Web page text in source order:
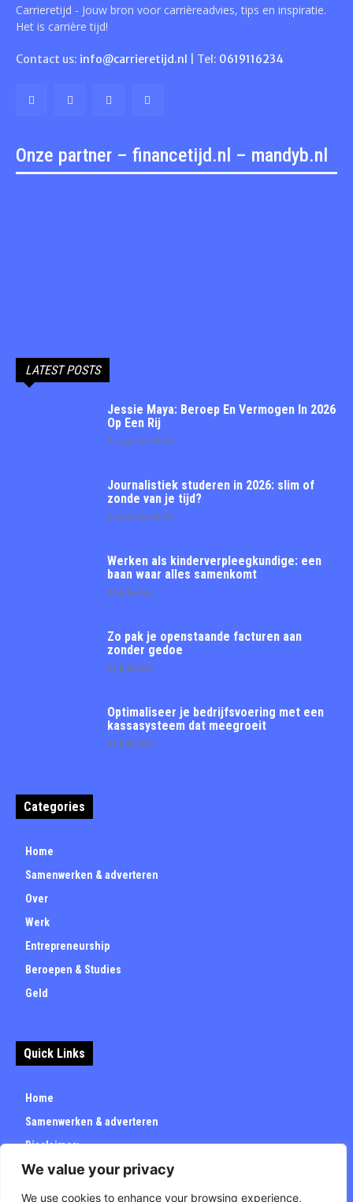
We value your privacy
We use cookies to enhance your browsing experience,
Carrieretijd - Jouw bron voor carrièreadvies, tips en inspiratie.
Het is carrière tijd!
Contact us: info@carrieretijd.nl | Tel: 0619116234
Onze partner – financetijd.nl – mandyb.nl
LATEST POSTS
Jessie Maya: Beroep En Vermogen In 2026
Op Een Rij
3 augustus 2026
Journalistiek studeren in 2026: slim of
zonde van je tijd?
3 augustus 2026
Werken als kinderverpleegkundige: een
baan waar alles samenkomt
31 juli 2026
Zo pak je openstaande facturen aan
zonder gedoe
31 juli 2026
Optimaliseer je bedrijfsvoering met een
kassasysteem dat meegroeit
31 juli 2026
Categories
Home
Samenwerken & adverteren
Over
Werk
Entrepreneurship
Beroepen & Studies
Geld
Quick Links
Home
Samenwerken & adverteren
Disclaimer:
Over
Privacybeleid